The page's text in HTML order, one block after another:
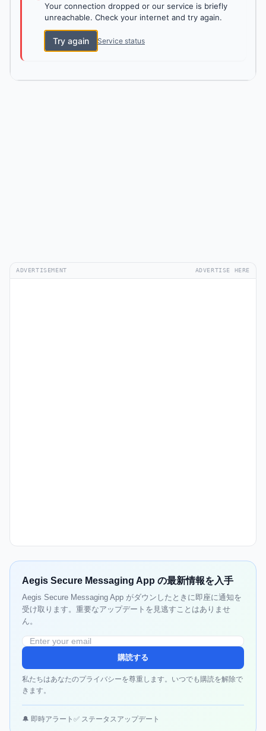
Your connection dropped or our service is briefly
unreachable. Check your internet and try again.
Try again Service status
ADVERTISEMENT ADVERTISE HERE
Aegis Secure Messaging App の最新情報を入手
Aegis Secure Messaging App がダウンしたときに即座に通知を
受け取ります。重要なアップデートを見逃すことはありませ
ん。
購読する
私たちはあなたのプライバシーを尊重します。いつでも購読を解除で
きます。
🔔 即時アラート ✅ ステータスアップデート